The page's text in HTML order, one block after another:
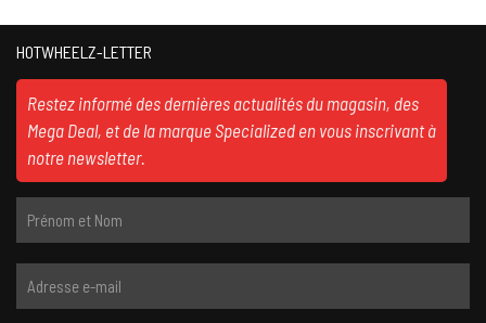
HOTWHEELZ-LETTER
Restez informé des dernières actualités du magasin, des
Mega Deal, et de la marque Specialized en vous inscrivant à
notre newsletter.